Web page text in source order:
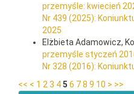
przemyśle: kwiecień
Nr 439 (2025):
2025
Elżbieta Adamowicz,
przemyśle styczeń
Nr 328 (2016):
<< < 1 2 3 45 6 78 9 10 > >>